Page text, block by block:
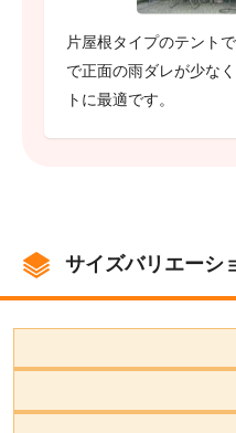
片屋根タイプのテント
で正面の雨ダレが少な
トに最適です。
サイズバリエーシ